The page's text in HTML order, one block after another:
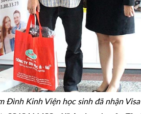
Đình Kinh Viện học sinh đã nhận